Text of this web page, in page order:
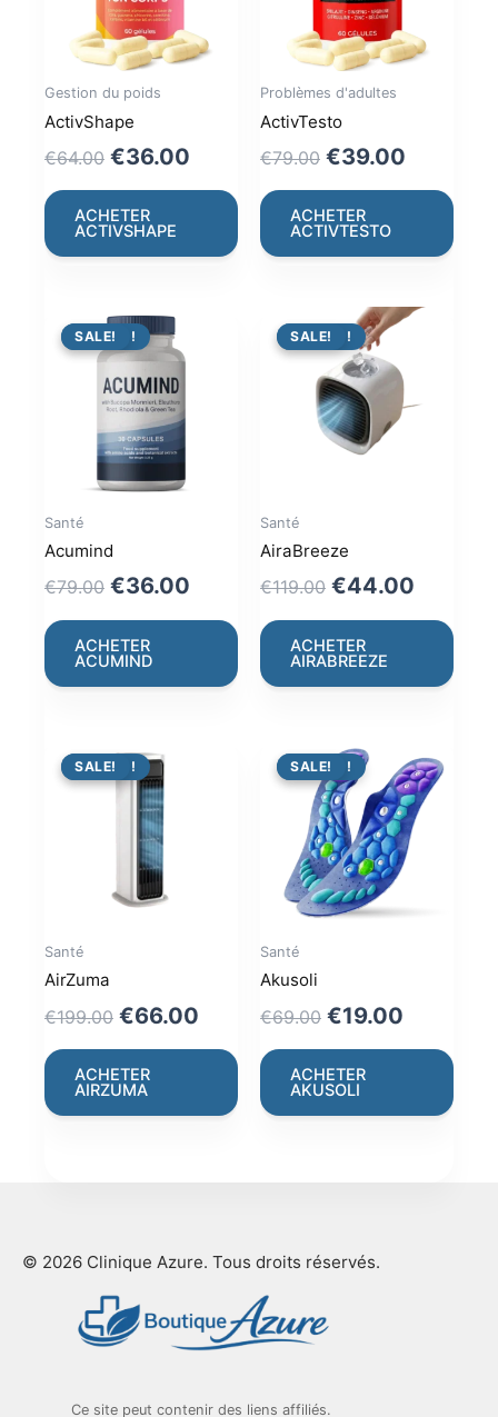
Gestion du poids
ActivShape
€64.00 Original
price
was:
€64.00.
€36.00 Current
price
€36.00.
ACHETER
ACTIVSHAPE
Problèmes d'adultes
ActivTesto
€79.00 Original
price
was:
€79.00.
€39.00
price
€39.00.
ACHETER
ACTIVTESTO
PROMO !
SALE!
Santé
Acumind
€79.00 Original
price
was:
€79.00.
€36.00 Current
price
€36.00.
ACHETER
ACUMIND
PROMO !
SALE!
Santé
AiraBreeze
€119.00 Original
price
was:
€119.00.
€44.00
price
ACHETER
AIRABREEZE
PROMO !
SALE!
Santé
AirZuma
€199.00 Original
price
was:
€199.00.
€66.00 Current
price
€66.00.
ACHETER
AIRZUMA
PROMO !
SALE!
Santé
Akusoli
€69.00 Original
price
was:
€69.00.
€19.00
price
€19.00.
ACHETER
AKUSOLI
© 2026 Clinique Azure. Tous droits réservés.
Ce site peut contenir des liens affiliés.